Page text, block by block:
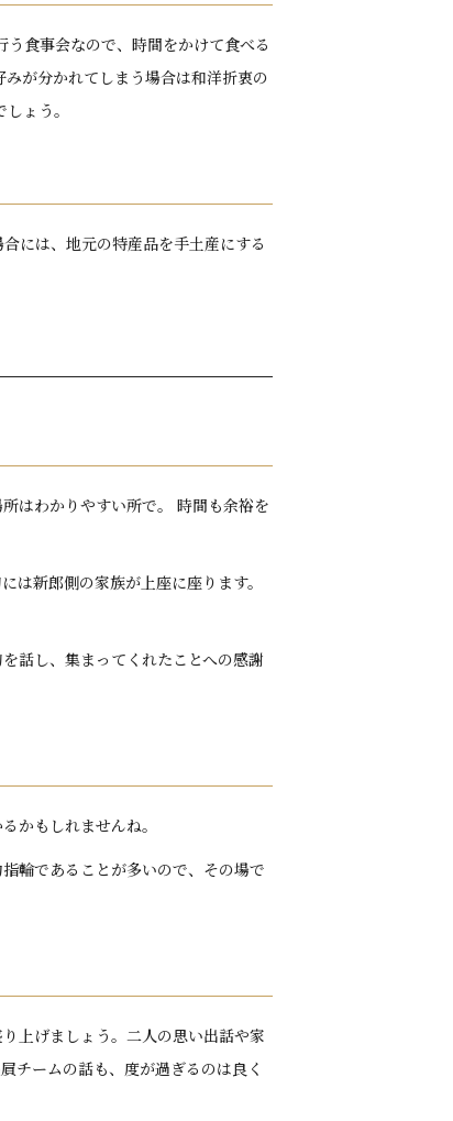
食事会なので、時間をかけて食べる
が分かれてしまう場合は和洋折衷の
ょう。
には、地元の特産品を手土産にする
はわかりやすい所で。 時間も余裕を
は新郎側の家族が上座に座ります。
話し、集まってくれたことへの感謝
かもしれませんね。
輪であることが多いので、その場で
上げましょう。二人の思い出話や家
チームの話も、度が過ぎるのは良く